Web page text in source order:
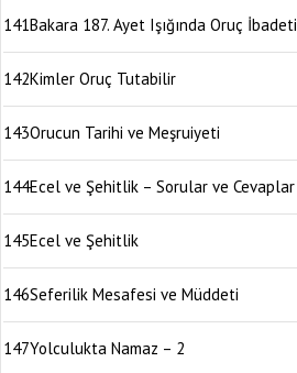
141Bakara 187. Ayet Işığında Oruç İbadeti
142Kimler Oruç Tutabilir
143Orucun Tarihi ve Meşruiyeti
144Ecel ve Şehitlik – Sorular ve Cevaplar
145Ecel ve Şehitlik
146Seferilik Mesafesi ve Müddeti
147Yolculukta Namaz – 2